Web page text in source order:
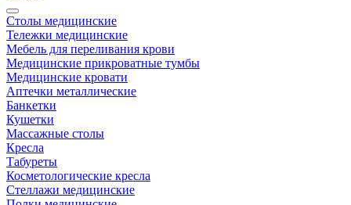
Столы медицинские
Тележки медицинские
Мебель для переливания крови
Медицинские прикроватные тумбы
Медицинские кровати
Аптечки металлические
Банкетки
Кушетки
Массажные столы
Кресла
Табуреты
Косметологические кресла
Стеллажи медицинские